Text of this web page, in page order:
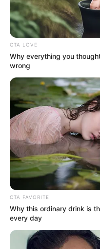
TAGS
ΕΥΒΟΙΑ
ΤΑΥΤΟΤΗΤΑ ΚΑΙ
CTA LOVE
Why everything you
wrong
CTA FAVORITE
Why this ordinary drink is
every day